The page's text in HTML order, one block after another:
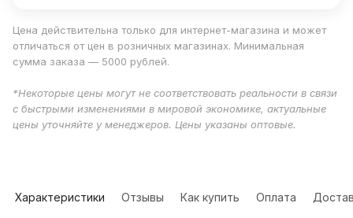
Цена действительна только для интернет-магазина и может
отличаться от цен в розничных магазинах. Минимальная
сумма заказа — 5000 рублей.
*Некоторые цены могут не соответствовать реальности в связи
с быстрыми изменениями в мировой экономике, актуальные
цены уточняйте у менеджеров. Цены указаны оптовые.
Характеристики Отзывы Как купить Оплата